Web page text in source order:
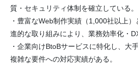
質・セキュリティ体制を確立している。
・豊富なWeb制作実績（1,000社以上
進的な取り組みにより、業務効率化・
・企業向けBtoBサービスに特化し、大
複雑な要件への対応実績がある。